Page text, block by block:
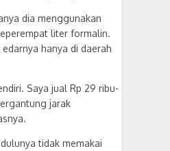
dia menggunakan
liter formalin.
hanya di daerah
Saya jual Rp 29 ribu-
jarak
tidak memakai